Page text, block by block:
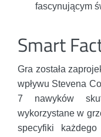
fascynującym
Smart
Gra została
wpływu Stevena
7 nawyków
wykorzystane w
specyfiki